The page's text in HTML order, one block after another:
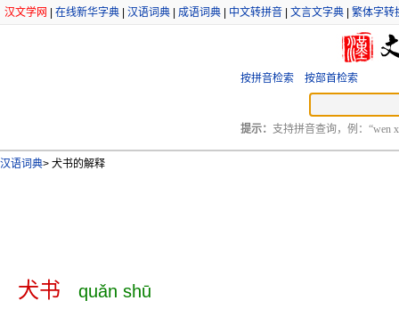
汉文学网 在线新华字典 汉语词典 成语词典 中文转拼音 文言文字典 繁体字转
按拼音检索 按部首检索
提示： 支持拼音查询，例：“wen
汉语词典> 犬书的解释
犬书 quǎn shū